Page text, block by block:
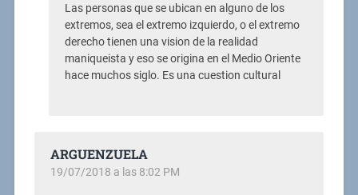
Las personas que se ubican en alguno de los
extremos, sea el extremo izquierdo, o el extremo
derecho tienen una vision de la realidad
maniqueista y eso se origina en el Medio Oriente
hace muchos siglo. Es una cuestion cultural
ARGUENZUELA
19/07/2018 a las 8:02 PM